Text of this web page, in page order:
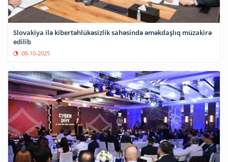
Slovakiya ilə kibertəhlükəsizlik sahəsində əməkdaşlıq müzakirə
edilib
08-10-2025